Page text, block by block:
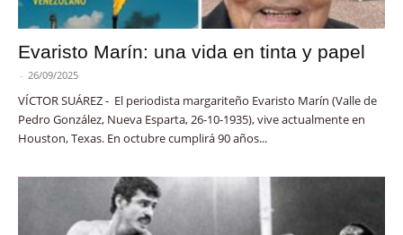
Evaristo Marín: una vida en tinta y papel
- 26/09/2025
VÍCTOR SUÁREZ - El periodista margariteño Evaristo Marín (Valle de
Pedro González, Nueva Esparta, 26-10-1935), vive actualmente en
Houston, Texas. En octubre cumplirá 90 años...